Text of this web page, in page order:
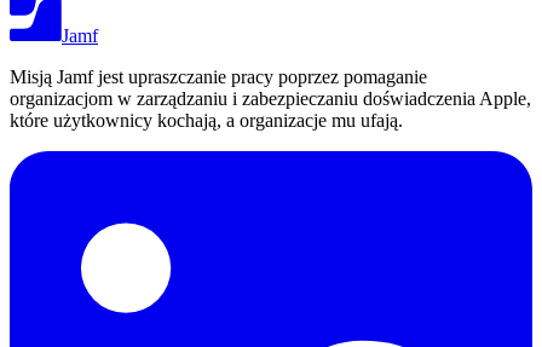
Jamf
Misją Jamf jest upraszczanie pracy poprzez pomaganie
organizacjom w zarządzaniu i zabezpieczaniu doświadczenia Apple,
które użytkownicy kochają, a organizacje mu ufają.